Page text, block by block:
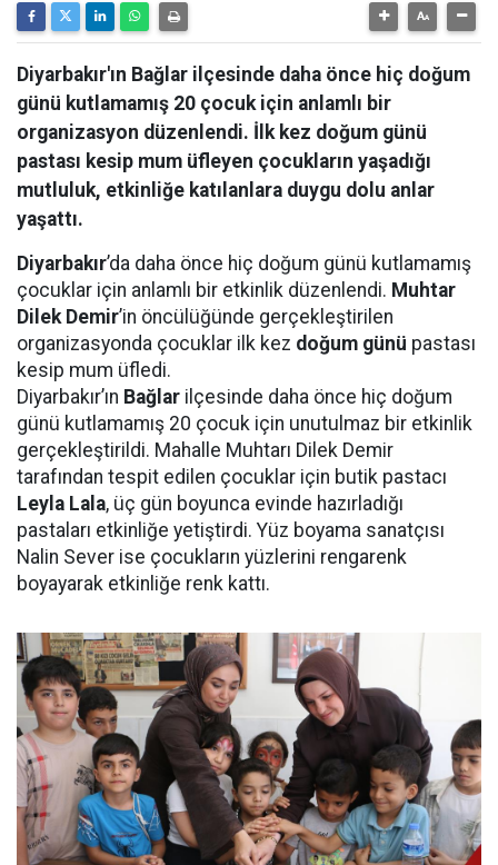
Diyarbakır'ın Bağlar ilçesinde daha önce hiç doğum
günü kutlamamış 20 çocuk için anlamlı bir
organizasyon düzenlendi. İlk kez doğum günü
pastası kesip mum üfleyen çocukların yaşadığı
mutluluk, etkinliğe katılanlara duygu dolu anlar
yaşattı.
Diyarbakır’da daha önce hiç doğum günü kutlamamış
çocuklar için anlamlı bir etkinlik düzenlendi. Muhtar
Dilek Demir’in öncülüğünde gerçekleştirilen
organizasyonda çocuklar ilk kez doğum günü pastası
kesip mum üfledi.
Diyarbakır’ın Bağlar ilçesinde daha önce hiç doğum
günü kutlamamış 20 çocuk için unutulmaz bir etkinlik
gerçekleştirildi. Mahalle Muhtarı Dilek Demir
tarafından tespit edilen çocuklar için butik pastacı
Leyla Lala, üç gün boyunca evinde hazırladığı
pastaları etkinliğe yetiştirdi. Yüz boyama sanatçısı
Nalin Sever ise çocukların yüzlerini rengarenk
boyayarak etkinliğe renk kattı.